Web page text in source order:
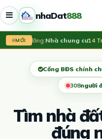
nhaDat888
MỚI
Vừa đăng:Nhà chung cư14
Cổng BĐS chính
312người
Tìm nhà
đúng